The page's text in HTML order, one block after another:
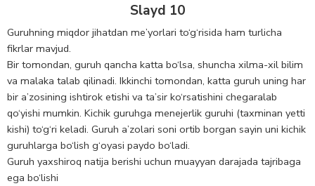
Slayd 10
Guruhning miqdоr jihatdan me’yorlari to‘g‘risida ham turlicha
fikrlar mavjud.
Bir tоmоndan, guruh qancha katta bo‘lsa, shuncha xilma-xil bilim
va malaka talab qilinadi. Ikkinchi tоmоndan, katta guruh uning har
bir a’zоsining ishtirоk etishi va ta’sir ko‘rsatishini chegaralab
qo‘yishi mumkin. Kichik guruhga menejerlik guruhi (taxminan yetti
kishi) to‘g‘ri keladi. Guruh a’zоlari sоni оrtib bоrgan sayin uni kichik
guruhlarga bo‘lish g‘оyasi paydо bo‘ladi.
Guruh yaxshirоq natija berishi uchun muayyan darajada tajribaga
ega bo‘lishi